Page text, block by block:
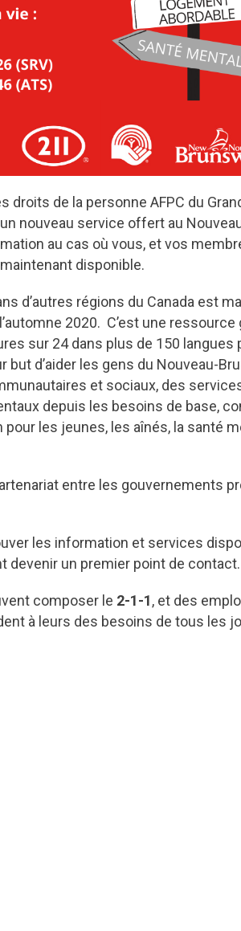
droits de la personne AFPC du
nouveau service offert au
au cas où vous, et vos
disponible.
d’autres régions du Canada est
2020. C’est une ressource
sur 24 dans plus de 150 langues
d’aider les gens du Nouveau-
et sociaux, des
depuis les besoins de base,
les jeunes, les aînés, la santé
entre les gouvernements
les information et services
devenir un premier point de contact.
composer le 2-1-1, et des
à leurs des besoins de tous les